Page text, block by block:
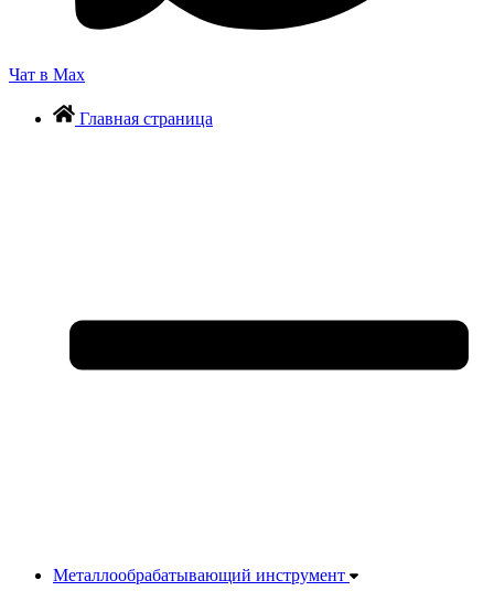
Чат в Max
Главная страница
Металлообрабатывающий инструмент